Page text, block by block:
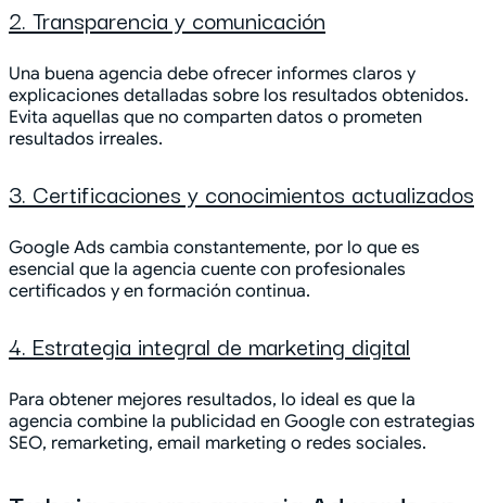
2. Transparencia y comunicación
Una buena agencia debe ofrecer informes claros y
explicaciones detalladas sobre los resultados obtenidos.
Evita aquellas que no comparten datos o prometen
resultados irreales.
3. Certificaciones y conocimientos actualizados
Google Ads cambia constantemente, por lo que es
esencial que la agencia cuente con profesionales
certificados y en formación continua.
4. Estrategia integral de marketing digital
Para obtener mejores resultados, lo ideal es que la
agencia combine la publicidad en Google con estrategias
SEO, remarketing, email marketing o redes sociales.